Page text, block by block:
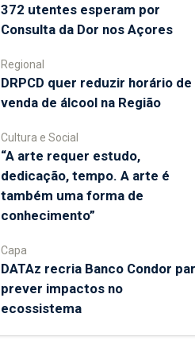
372 utentes esperam por
Consulta da Dor nos Açores
Regional
DRPCD quer reduzir horário de
venda de álcool na Região
Cultura e Social
“A arte requer estudo,
dedicação, tempo. A arte é
também uma forma de
conhecimento”
Capa
DATAz recria Banco Condor
prever impactos no
ecossistema